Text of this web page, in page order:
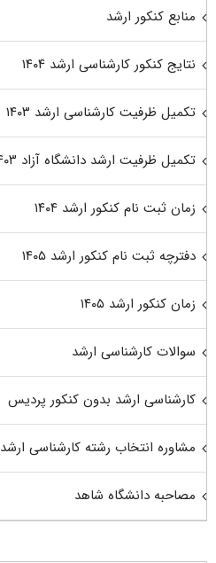
منابع کنکور ارشد
نتایج کنکور کارشناسی ارشد ۱۴۰۴
تکمیل ظرفیت کارشناسی ارشد ۱۴۰۳
تکمیل ظرفیت ارشد دانشگاه آزاد ۱۴۰۳
زمان ثبت نام کنکور ارشد ۱۴۰۴
دفترچه ثبت نام کنکور ارشد ۱۴۰۵
زمان کنکور ارشد ۱۴۰۵
سوالات کارشناسی ارشد
کارشناسی ارشد بدون کنکور پردیس
مشاوره انتخاب رشته کارشناسی ارشد
مصاحبه دانشگاه شاهد